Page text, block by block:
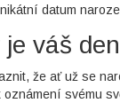
datum
váš
že ať už se
svému